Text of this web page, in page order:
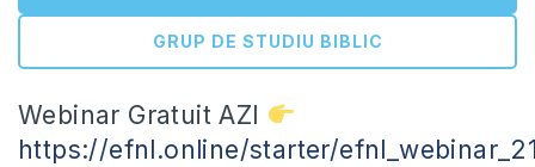
GRUP DE STUDIU BIBLIC
Webinar Gratuit AZI
https://efnl.online/starter/